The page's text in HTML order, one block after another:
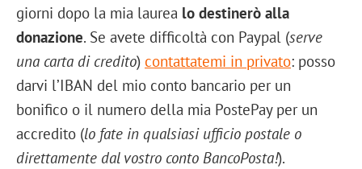
giorni dopo la mia laurea lo destinerò alla
donazione. Se avete difficoltà con Paypal (serve
una carta di credito) contattatemi in privato: posso
darvi l’IBAN del mio conto bancario per un
bonifico o il numero della mia PostePay per un
accredito (lo fate in qualsiasi ufficio postale o
direttamente dal vostro conto BancoPosta!).